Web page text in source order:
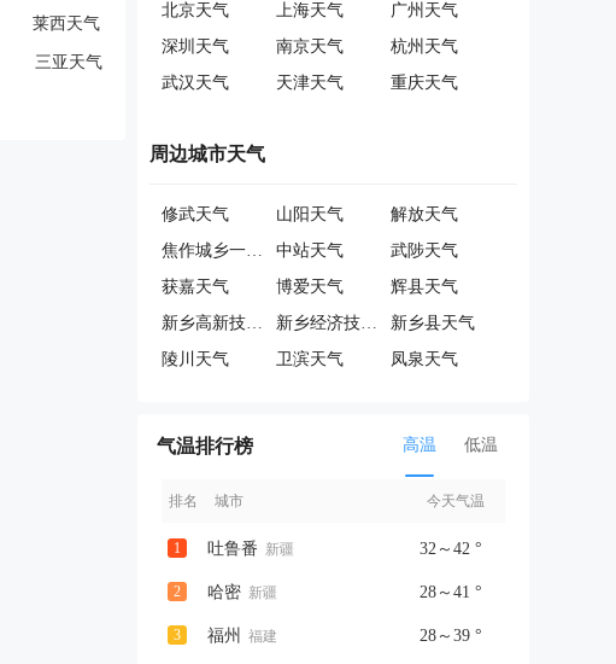
莱西天气
三亚天气
北京天气 上海天气
广州天气
深圳天气
南京天气
杭州天气
武汉天气
天津天气 重庆天气
周边城市天气
修武天气 山阳天气
解放天气
焦作城乡一体化示范区天气
中站天气
武陟天气
获嘉天气
博爱天气
辉县天气
新乡高新技术产业开发区天气
新乡经济技术开发区天气
新乡县天气
陵川天气
卫滨天气 凤泉天气
气温排行榜 高温 低温
排名 城市 今天气温
1 吐鲁番 新疆 32～42 °
2 哈密 新疆 28～41 °
3 福州 福建 28～39 °